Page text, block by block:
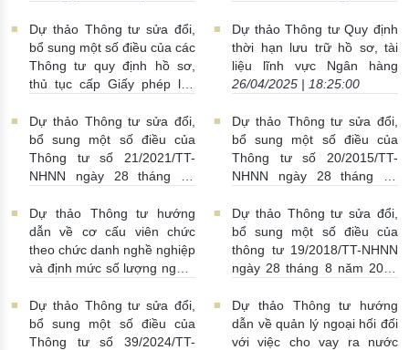
08/05/2025 | 18:22:00
thành lập, tổ chức và hoạt
động của Công ty Quản lý
tài sản của các tổ chức tín
dụng Việt Nam 06/05/2025 |
20:52:00
Dự thảo Thông tư sửa đổi,
bổ sung một số điều của các
Thông tư quy định hồ sơ,
thủ tục cấp Giấy phép lần
mại, chi nhánh ngân hàng
nước ngoài, văn phòng đại
diện nước ngoài, tổ chức tín
dụng phi ngân hàng
Dự thảo Thông tư Quy định
thời hạn lưu trữ hồ sơ, tài
liệu lĩnh vực Ngân hàng
26/04/2025 | 18:25:00
Dự thảo Thông tư sửa đổi,
bổ sung một số điều của
Thông tư số 21/2021/TT-
NHNN ngày 28 tháng 12
các tổ chức tín dụng nhà
nước duy trì số dư tiền gửi
tại Ngân hàng Chính sách
xã hội 24/04/2025 | 23:02:00
Dự thảo Thông tư sửa đổi,
bổ sung một số điều của
Thông tư số 20/2015/TT-
NHNN ngày 28 tháng 10
Ngân hàng Nhà nước Việt
Nam quy định việc mở và sử
dụng tài khoản ngoại tệ ở
nước ngoài của người cư trú
22:55:00
Dự thảo Thông tư hướng
dẫn về cơ cấu viên chức
theo chức danh nghề nghiệp
và định mức số lượng người
nghiệp công lập thuộc lĩnh
vực ngân hàng hoạt động
trong lĩnh vực thông tin tín
Dự thảo Thông tư sửa đổi,
bổ sung một số điều của
thông tư 19/2018/TT-NHNN
ngày 28 tháng 8 năm 2018
Nhà nước Việt Nam hướng
dẫn về quản lý ngoại hối đối
với hoạt động thương mại
Dự thảo Thông tư sửa đổi,
bổ sung một số điều của
Thông tư số 39/2024/TT-
Dự thảo Thông tư hướng
dẫn về quản lý ngoại hối đối
với việc cho vay ra nước